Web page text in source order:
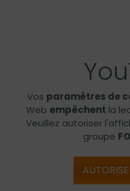
Vos paramètres de
Web empêchent la
Veuillez autoriser
groupe